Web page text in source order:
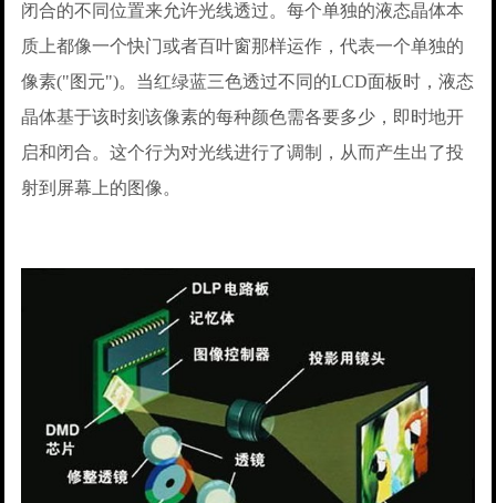
闭合的不同位置来允许光线透过。每个单独的液态晶体本
质上都像一个快门或者百叶窗那样运作，代表一个单独的
像素("图元")。当红绿蓝三色透过不同的LCD面板时，液态
晶体基于该时刻该像素的每种颜色需各要多少，即时地开
启和闭合。这个行为对光线进行了调制，从而产生出了投
射到屏幕上的图像。